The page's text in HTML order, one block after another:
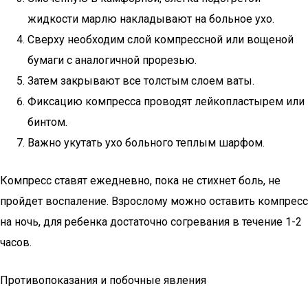
жидкости марлю накладывают на больное ухо.
Сверху необходим слой компрессной или вощеной
бумаги с аналогичной прорезью.
Затем закрывают все толстым слоем ваты.
Фиксацию компресса проводят лейкопластырем или
бинтом.
Важно укутать ухо больного теплым шарфом.
Компресс ставят ежедневно, пока не стихнет боль, не
пройдет воспаление. Взрослому можно оставить компресс
на ночь, для ребенка достаточно согревания в течение 1-2
часов.
Противопоказания и побочные явления